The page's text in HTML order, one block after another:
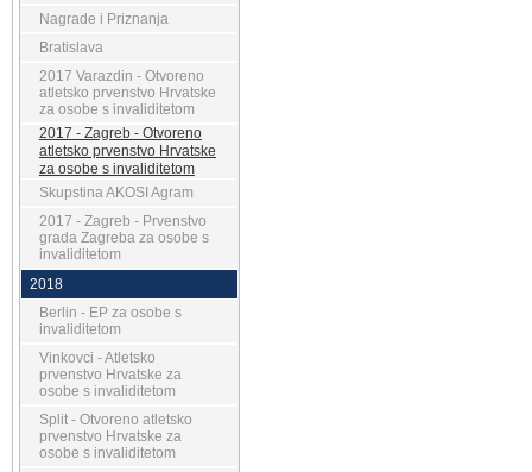
Nagrade i Priznanja
Bratislava
2017 Varazdin - Otvoreno
atletsko prvenstvo Hrvatske
za osobe s invaliditetom
2017 - Zagreb - Otvoreno
atletsko prvenstvo Hrvatske
za osobe s invaliditetom
Skupstina AKOSI Agram
2017 - Zagreb - Prvenstvo
grada Zagreba za osobe s
invaliditetom
2018
Berlin - EP za osobe s
invaliditetom
Vinkovci - Atletsko
prvenstvo Hrvatske za
osobe s invaliditetom
Split - Otvoreno atletsko
prvenstvo Hrvatske za
osobe s invaliditetom